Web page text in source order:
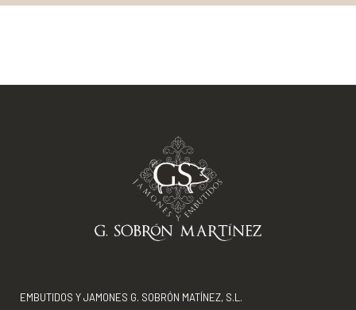
EMBUTIDOS Y JAMONES G. SOBRÓN MATÍNEZ, S.L.